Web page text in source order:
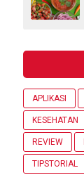
APLIKASI
KESEHATAN
REVIEW
TIPSTORIAL